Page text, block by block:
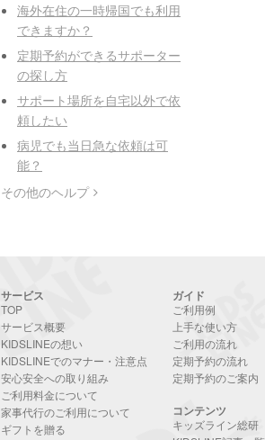
海外在住の一時帰国でも利用
できますか？
定期予約ができるサポーター
の探し方
サポート場所を自宅以外で依
頼したい
病児でも当日急な依頼は可
能？
その他のヘルプ
サービス
TOP
サービス概要
KIDSLINEの想い
KIDSLINEでのマナー・注意点
安心安全への取り組み
ご利用料金について
家事代行のご利用について
ギフトを贈る
ガイド
ご利用例
上手な使い方
ご利用の流れ
定期予約の流れ
定期予約のご案内
コンテンツ
キッズライン総研